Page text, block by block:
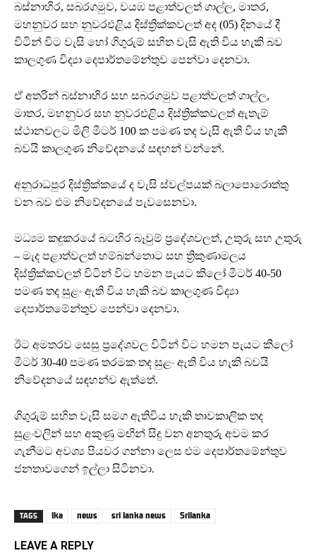
බස්නාහිර, සබරගමුව, වයඹ පළාත්වලත් ගාල්ල, මාතර,
මහනුවර සහ නුවරඑළිය දිස්ත්‍රික්කවලත් අද (05) දිනයේ දී
විටින් විට වැසි හෝ ගිගුරුම් සහිත වැසි ඇති විය හැකි බව
කාලගුණ විද්‍යා දෙපාර්තමේන්තුව පෙන්වා දෙනවා.
ඒ අතරින් බස්නාහිර සහ සබරගමුව පළාත්වලත් ගාල්ල,
මාතර, මහනුවර සහ නුවරඑළිය දිස්ත්‍රික්කවලත් ඇතැම්
ස්ථානවලට මිලි මීටර් 100 ක පමණ තද වැසි ඇති විය හැකි
බවයි කාලගුණ නිවේදනයේ සඳහන් වන්නේ.
අනුරාධපුර දිස්ත්‍රික්කයේ ද වැසි ස්වල්පයක් බලාපොරොත්තු
වන බව එම නිවේදනයේ පැවසෙනවා.
මධ්‍යම කඳුකරයේ බටහිර බෑවුම් ප්‍රදේශවලත්, උතුරු සහ උතුරු
– මැද පළාත්වලත් හම්බන්තොට සහ ත්‍රිකුණාමලය
දිස්ත්‍රික්කවලත් විටින් විට හමන පැයට කිලෝ මීටර් 40-50
පමණ තද සුළං ඇති විය හැකි බව කාලගුණ විද්‍යා
දෙපාර්තමේන්තුව පෙන්වා දෙනවා.
ඊට අමතරව සෙසු ප්‍රදේශවල විටින් විට හමන පැයට කිලෝ
මීටර් 30-40 පමණ තරමක තද සුළං ඇති විය හැකි බවයි
නිවේදනයේ සඳහන්ව ඇත්තේ.
ගිගුරුම් සහිත වැසි සමග ඇතිවිය හැකි තාවකාලික තද
සුළංවලින් සහ අකුණු මඟින් සිදු වන අනතුරු අවම කර
ගැනීමට අවශ්‍ය පියවර ගන්නා ලෙස එම දෙපාර්තමේන්තුව
ජනතාවගෙන් ඉල්ලා සිටිනවා.
TAGS lka news sri lanka news Srilanka
LEAVE A REPLY